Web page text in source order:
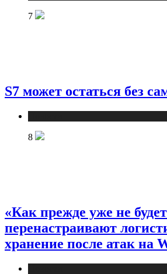
7
S7 может остаться без
8
«Как прежде уже не
перенастраивают
хранение после атак на